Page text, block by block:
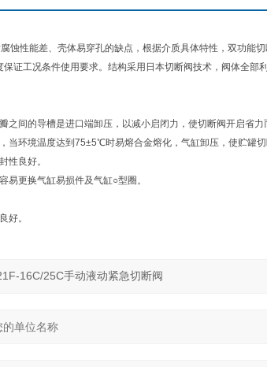
蚀性能差、壳体易穿孔的缺点，根据介质具体特性，双功能
证工况条件使用要求。结构采用日本切断阀技术，阀体全部
之间的导槽是进口端卸压，以减小启闭力，使切断阀开启省力
当环境温度达到75±5℃时易熔合金熔化，气缸卸压，使贮罐切
性良好。
易更换气缸易损件及气缸○型圈。
好。